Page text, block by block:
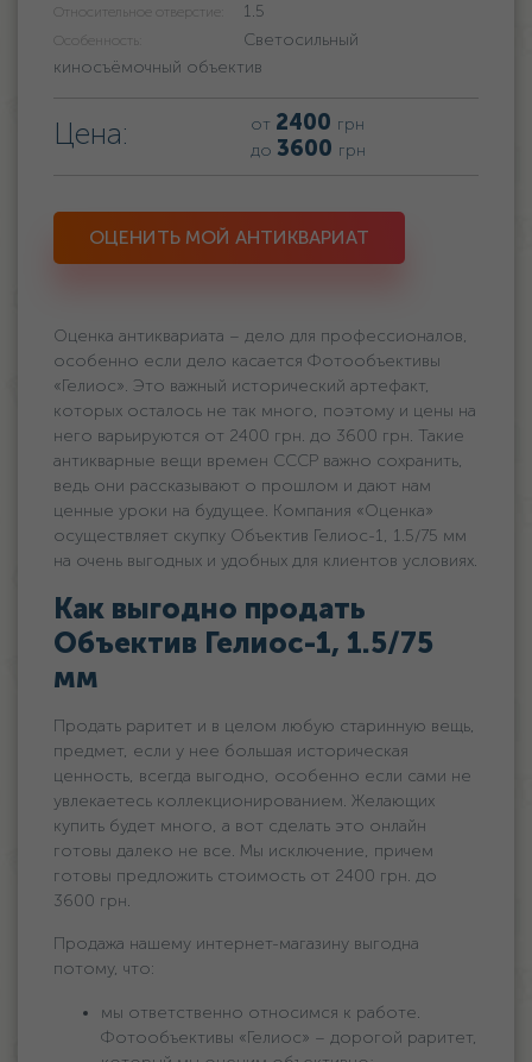
Относительное отверстие: 1.5
Особенность:
Светосильный
киносъёмочный объектив
Цена: от 2400 грн
до 3600 грн
ОЦЕНИТЬ МОЙ АНТИКВАРИАТ
Оценка антиквариата – дело для профессионалов,
особенно если дело касается Фотообъективы
«Гелиос». Это важный исторический артефакт,
которых осталось не так много, поэтому и цены на
него варьируются oт 2400 грн. дo 3600 грн. Такие
антикварные вещи времен СССР важно сохранить,
ведь они рассказывают о прошлом и дают нам
ценные уроки на будущее. Компания «Оценка»
осуществляет скупку Объектив Гелиос-1, 1.5/75 мм
на очень выгодных и удобных для клиентов условиях.
Как выгодно продать
Объектив Гелиос-1, 1.5/75
мм
Продать раритет и в целом любую старинную вещь,
предмет, если у нее большая историческая
ценность, всегда выгодно, особенно если сами не
увлекаетесь коллекционированием. Желающих
купить будет много, а вот сделать это онлайн
готовы далеко не все. Мы исключение, причем
готовы предложить стоимость oт 2400 грн. дo
3600 грн.
Продажа нашему интернет-магазину выгодна
потому, что:
мы ответственно относимся к работе.
Фотообъективы «Гелиос» – дорогой раритет,